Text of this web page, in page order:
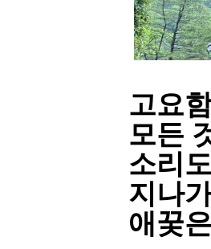
고요
모든
소리
지나
애꿎